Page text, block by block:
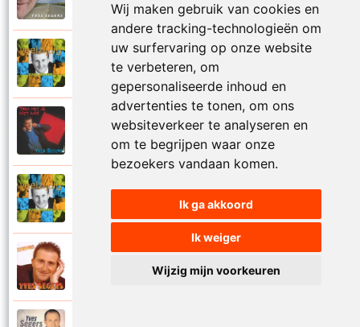
Wij maken gebruik van cookies en
andere tracking-technologieën om
uw surfervaring op onze website
te verbeteren, om
gepersonaliseerde inhoud en
advertenties te tonen, om ons
websiteverkeer te analyseren en
om te begrijpen waar onze
bezoekers vandaan komen.
Ik ga akkoord
Ik weiger
Wijzig mijn voorkeuren
Yves Segers
Voor je gaat
Yves Segers
Voor jou
Yves Segers